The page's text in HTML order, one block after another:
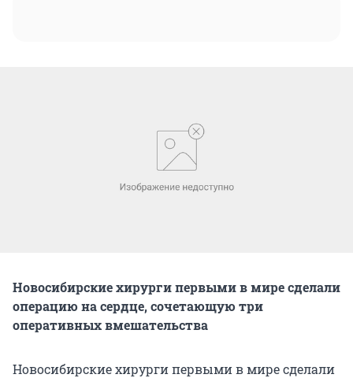
Новосибирские хирурги первыми в мире сделали
операцию на сердце, сочетающую три
оперативных вмешательства
Новосибирские хирурги первыми в мире сделали